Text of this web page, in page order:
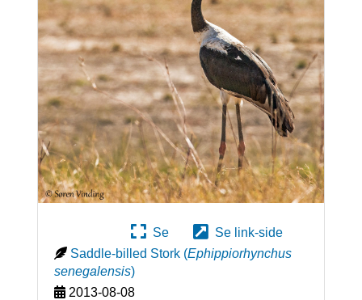
Se
Se link-side
Saddle-billed Stork (Ephippiorhynchus
senegalensis)
2013-08-08